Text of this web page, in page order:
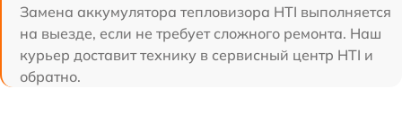
Замена аккумулятора тепловизора HTI выполняется
на выезде, если не требует сложного ремонта. Наш
курьер доставит технику в сервисный центр HTI и
обратно.